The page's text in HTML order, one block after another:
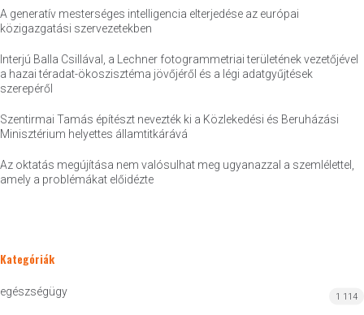
A generatív mesterséges intelligencia elterjedése az európai
közigazgatási szervezetekben
Interjú Balla Csillával, a Lechner fotogrammetriai területének vezetőjével
a hazai téradat-ökoszisztéma jövőjéről és a légi adatgyűjtések
szerepéről
Szentirmai Tamás építészt nevezték ki a Közlekedési és Beruházási
Minisztérium helyettes államtitkárává
Az oktatás megújítása nem valósulhat meg ugyanazzal a szemlélettel,
amely a problémákat előidézte
Kategóriák
egészségügy 1 114